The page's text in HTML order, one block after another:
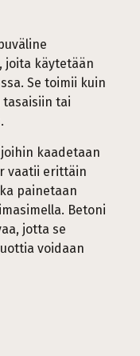
joita käytetään
Se toimii kuin
tasaisiin tai
kaadetaan
vaatii erittäin
painetaan
Betoni
jotta se
voidaan